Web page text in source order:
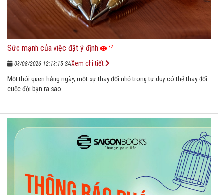
Sức mạnh của việc đặt ý định 32
08/08/2026 12:18:15 SA
Một thói quen hằng ngày, một sự thay đổi nhỏ trong tư duy có thể thay đổi
cuộc đời bạn ra sao.
Xem chi tiết